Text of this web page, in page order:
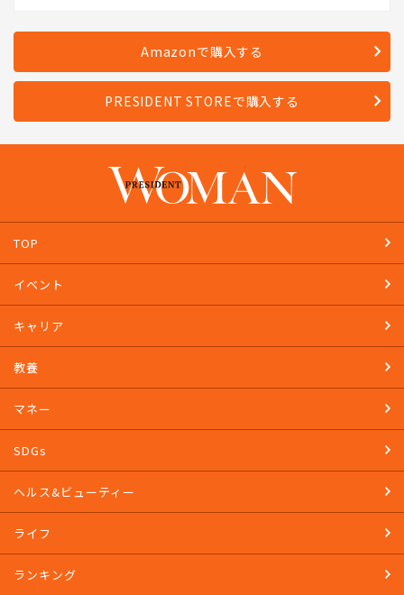
Amazonで購入する
PRESIDENT STOREで購入する
TOP
イベント
キャリア
教養
マネー
SDGs
ヘルス&ビューティー
ライフ
ランキング